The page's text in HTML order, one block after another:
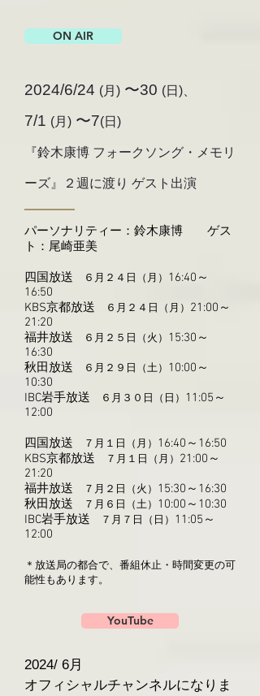
ON AIR
2024/6/24 (月 ) 〜30 (日 )、
7/1 (月 ) 〜7(日 )
​『鈴木康博 フォークソング・メモリ
ーズ』２週に渡り ゲスト出演
​パーソナリティー：鈴木康博 ゲス
ト：尾崎亜美
四国放送 ６月２４日（月） 16:40～
16:50
KBS京都放送 ６月２４日（月） 21:00～
21:20
福井放送 ６月２５日（火） 15:30～
16:30
秋田放送 ６月２９日（土） 10:00～
10:30
IBC岩手放送 ６月３０日（日） 11:05～
12:00
四国放送 ７月１日（月） 16:40～16:50
KBS京都放送 ７月１日（月） 21:00～
21:20
福井放送 ７月２日（火） 15:30～16:30
秋田放送 ７月６日（土） 10:00～10:30
IBC岩手放送 ７月７日（日） 11:05～
12:00
＊放送局の都合で、番組休止・時間変更の可
能性もあります。
YouTube
2024/ 6月
​オフィシャルチャンネルになりま